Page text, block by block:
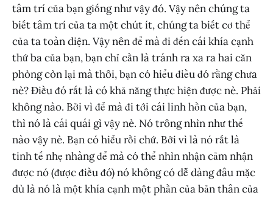
tâm trí của bạn giống như vậy đó. Vậy nên chúng ta
biết tâm trí của ta một chút ít, chúng ta biết cơ thể
của ta toàn diện. Vậy nên để mà đi đến cái khía cạnh
thứ ba của bạn, bạn chỉ cần là tránh ra xa ra hai căn
phòng còn lại mà thôi, bạn có hiểu điều đó rằng chưa
nè? Điều đó rất là có khả năng thực hiện được nè. Phải
không nào. Bởi vì để mà đi tới cái linh hồn của bạn,
thì nó là cái quái gì vậy nè. Nó trông nhìn như thế
nào vậy nè. Bạn có hiểu rồi chứ. Bởi vì là nó rất là
tinh tế nhẹ nhàng để mà có thể nhìn nhận cảm nhận
được nó (được điều đó) nó không có dễ dàng đâu mặc
dù là nó là một khía cạnh một phần của bản thân của